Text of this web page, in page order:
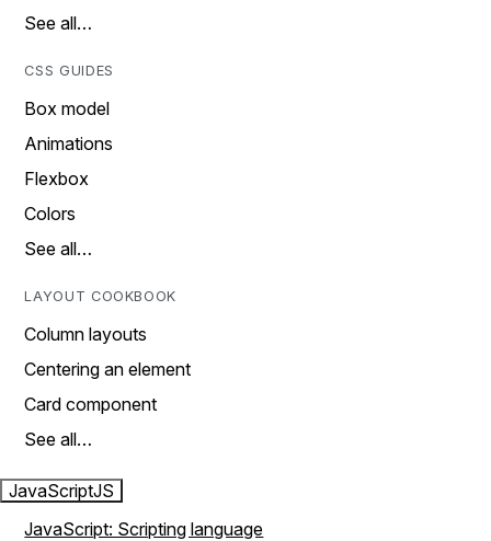
See all…
CSS GUIDES
Box model
Animations
Flexbox
Colors
See all…
LAYOUT COOKBOOK
Column layouts
Centering an element
Card component
See all…
JavaScriptJS
JavaScript: Scripting language